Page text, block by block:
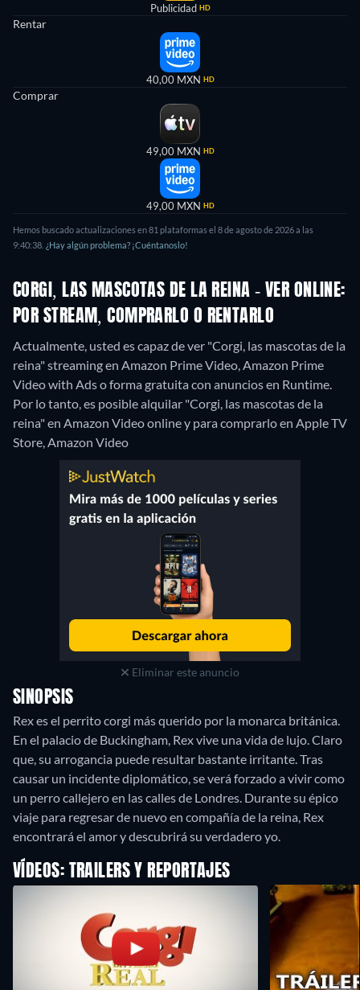
Publicidad HD
Rentar
40,00 MXN HD
Comprar
49,00 MXN HD
49,00 MXN HD
Hemos buscado actualizaciones en 81 plataformas el 8 de agosto de 2026 a las
9:40:38. ¿Hay algún problema? ¡Cuéntanoslo!
CORGI, LAS MASCOTAS DE LA REINA - VER ONLINE:
POR STREAM, COMPRARLO O RENTARLO
Actualmente, usted es capaz de ver "Corgi, las mascotas de la
reina" streaming en Amazon Prime Video, Amazon Prime
Video with Ads o forma gratuita con anuncios en Runtime.
Por lo tanto, es posible alquilar "Corgi, las mascotas de la
reina" en Amazon Video online y para comprarlo en Apple TV
Store, Amazon Video
Eliminar este anuncio
SINOPSIS
Rex es el perrito corgi más querido por la monarca británica.
En el palacio de Buckingham, Rex vive una vida de lujo. Claro
que, su arrogancia puede resultar bastante irritante. Tras
causar un incidente diplomático, se verá forzado a vivir como
un perro callejero en las calles de Londres. Durante su épico
viaje para regresar de nuevo en compañía de la reina, Rex
encontrará el amor y descubrirá su verdadero yo.
VÍDEOS: TRAILERS Y REPORTAJES